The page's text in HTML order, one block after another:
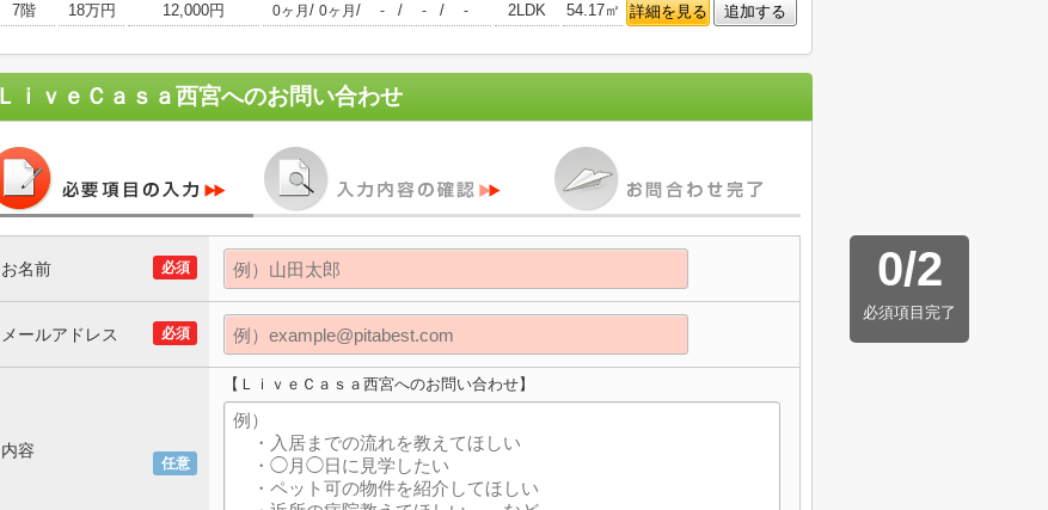
7階
18万円 12,000円 0ヶ月 / 0ヶ月 / - / - / - 2LDK 54.17㎡ 詳細を見る 追加する
ＬｉｖｅＣａｓａ西宮へのお問い合わせ
0/2
必須項目完了
必須
お名前
必須
メールアドレス
任意
内容
【ＬｉｖｅＣａｓａ西宮へのお問い合わせ】